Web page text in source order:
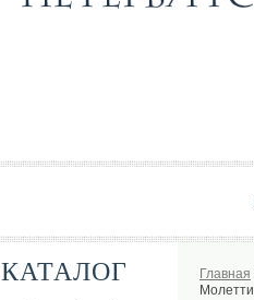
КАТАЛОГ Главная